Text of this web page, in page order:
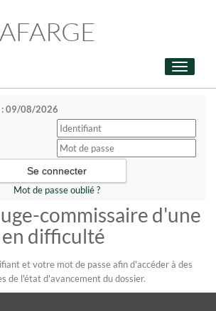
Toggle
: 09/08/2026
Mot de passe oublié ?
commissaire d'une
difficulté
et votre mot de passe afin d'accéder à des
de l'état d'avancement du dossier.